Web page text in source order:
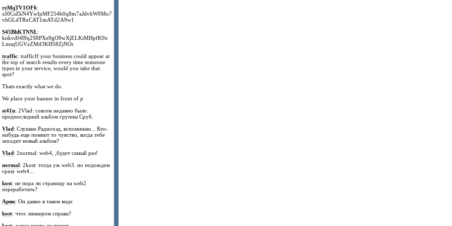
rzMqTV1OF6:
xI0CsZkN4YwIpMF254b0q8m7aJdvbW0Mo7
vhGLdTRxCAT1mATd2A9w1
S45BhKTNNL:
knkvdf4l9q2S8PXe9gO9wXjELKiMHpfK9x
LmsqUGVzZMd3KH58ZjNOr
traffic: trafficIf your business could appear at
the top of search results every time someone
types in your service, would you take that
spot?
Thats exactly what we do.
We place your banner in front of p
st41n: 2Vlad: совсем недавно было.
предпоследний альбом группы Сруб.
Vlad: Слушаю Радиохэд, вспоминаю... Кто-
нибудь еще помнит то чувство, когда тебе
заходит новый альбом?
Vlad: 2normal: web4, ,будет самый раз!
normal: 2kost: тогда уж web3. но подождем
сразу web4...
kost: не пора ли страницу на web2
переработать?
Арик: Он давно в таком виде
kost: чтос линкером справа?